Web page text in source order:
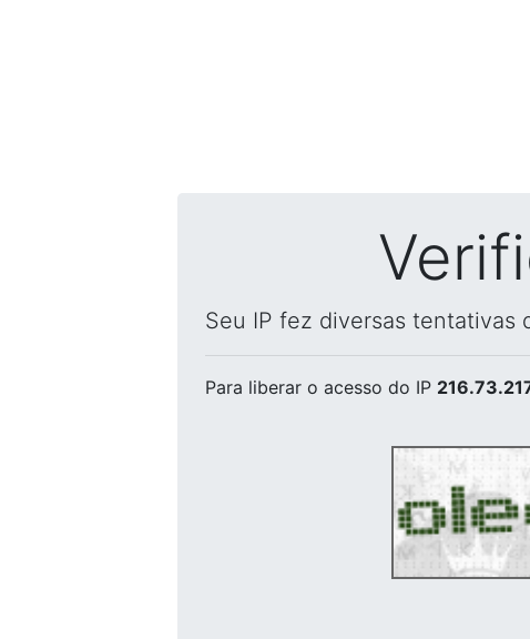
Seu IP fez diversas tentativas
Para liberar o acesso do IP